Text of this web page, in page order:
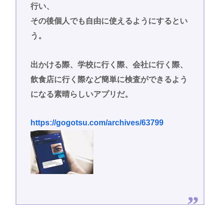
行い、
その後個人でも自由に使えるようにするとい
う。
出かける際、学校に行く際、会社に行く際、
飲食店に行く際など簡単に検査ができるよう
になる素晴らしいアプリだ。
https://gogotsu.com/archives/63799